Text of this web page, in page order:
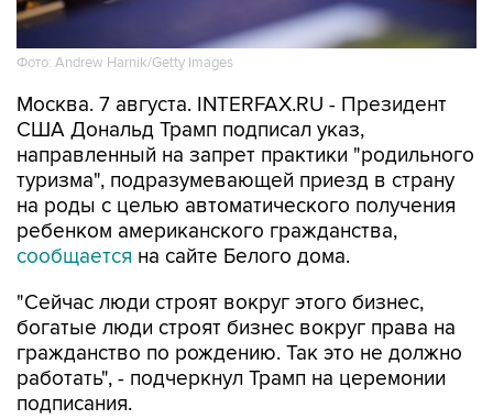
Фото: Andrew Harnik/Getty Images
Москва. 7 августа. INTERFAX.RU - Президент
США Дональд Трамп подписал указ,
направленный на запрет практики "родильного
туризма", подразумевающей приезд в страну
на роды с целью автоматического получения
ребенком американского гражданства,
сообщается на сайте Белого дома.
"Сейчас люди строят вокруг этого бизнес,
богатые люди строят бизнес вокруг права на
гражданство по рождению. Так это не должно
работать", - подчеркнул Трамп на церемонии
подписания.